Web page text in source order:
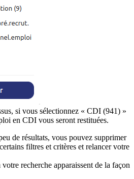
si vous sélectionnez « CDI (941) »
en CDI vous seront restituées.
de résultats, vous pouvez supprimer
filtres et critères et relancer votre
recherche apparaissent de la façon